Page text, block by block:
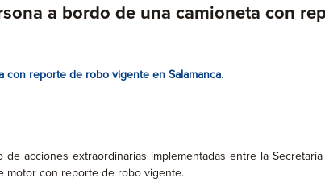
a bordo de una camioneta con
con reporte de robo vigente en Salamanca.
de acciones extraordinarias implementadas entre la
motor con reporte de robo vigente.